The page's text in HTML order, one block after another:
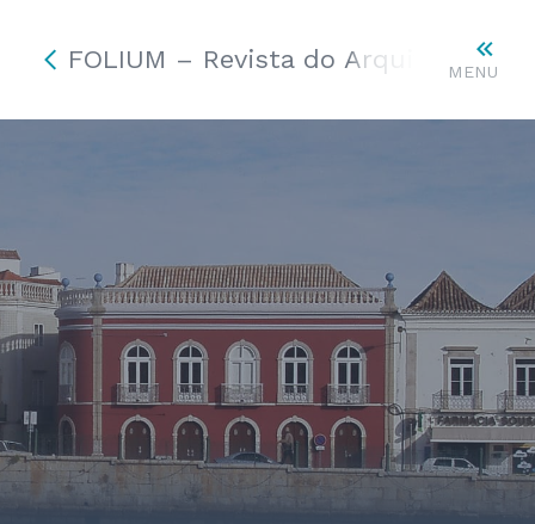
MENU
FOLIUM – Revista do Arquivo